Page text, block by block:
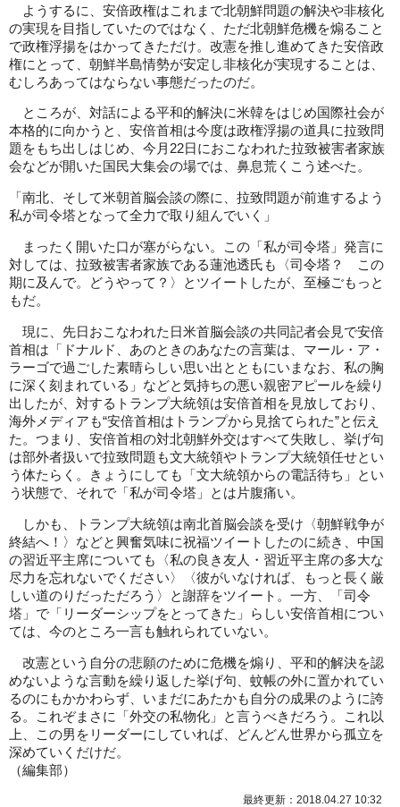
ようするに、安倍政権はこれまで北朝鮮問題の解決や非核化
の実現を目指していたのではなく、ただ北朝鮮危機を煽ること
で政権浮揚をはかってきただけ。改憲を推し進めてきた安倍政
権にとって、朝鮮半島情勢が安定し非核化が実現することは、
むしろあってはならない事態だったのだ。
ところが、対話による平和的解決に米韓をはじめ国際社会が
本格的に向かうと、安倍首相は今度は政権浮揚の道具に拉致問
題をもち出しはじめ、今月22日におこなわれた拉致被害者家族
会などが開いた国民大集会の場では、鼻息荒くこう述べた。
「南北、そして米朝首脳会談の際に、拉致問題が前進するよう
私が司令塔となって全力で取り組んでいく」
まったく開いた口が塞がらない。この「私が司令塔」発言に
対しては、拉致被害者家族である蓮池透氏も〈司令塔？ この
期に及んで。どうやって？〉とツイートしたが、至極ごもっと
もだ。
現に、先日おこなわれた日米首脳会談の共同記者会見で安倍
首相は「ドナルド、あのときのあなたの言葉は、マール・ア・
ラーゴで過ごした素晴らしい思い出とともにいまなお、私の胸
に深く刻まれている」などと気持ちの悪い親密アピールを繰り
出したが、対するトランプ大統領は安倍首相を見放しており、
海外メディアも“安倍首相はトランプから見捨てられた”と伝え
た。つまり、安倍首相の対北朝鮮外交はすべて失敗し、挙げ句
は部外者扱いで拉致問題も文大統領やトランプ大統領任せとい
う体たらく。きょうにしても「文大統領からの電話待ち」とい
う状態で、それで「私が司令塔」とは片腹痛い。
しかも、トランプ大統領は南北首脳会談を受け〈朝鮮戦争が
終結へ！〉などと興奮気味に祝福ツイートしたのに続き、中国
の習近平主席についても〈私の良き友人・習近平主席の多大な
尽力を忘れないでください〉〈彼がいなければ、もっと長く厳
しい道のりだっただろう〉と謝辞をツイート。一方、「司令
塔」で「リーダーシップをとってきた」らしい安倍首相につい
ては、今のところ一言も触れられていない。
改憲という自分の悲願のために危機を煽り、平和的解決を認
めないような言動を繰り返した挙げ句、蚊帳の外に置かれてい
るのにもかかわらず、いまだにあたかも自分の成果のように誇
る。これぞまさに「外交の私物化」と言うべきだろう。これ以
上、この男をリーダーにしていれば、どんどん世界から孤立を
深めていくだけだ。
（編集部）
最終更新：2018.04.27 10:32